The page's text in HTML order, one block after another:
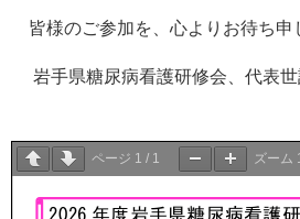
皆様のご参加を、心よりお待ち申
岩手県糖尿病看護研修会、代表
ページ 1 / 1 ズーム